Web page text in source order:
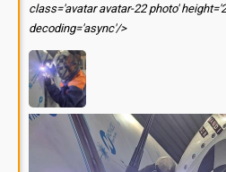
class='avatar avatar-22 photo'
decoding='async'/>